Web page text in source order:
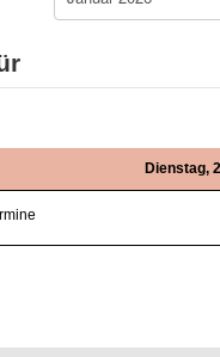
Dienstag,